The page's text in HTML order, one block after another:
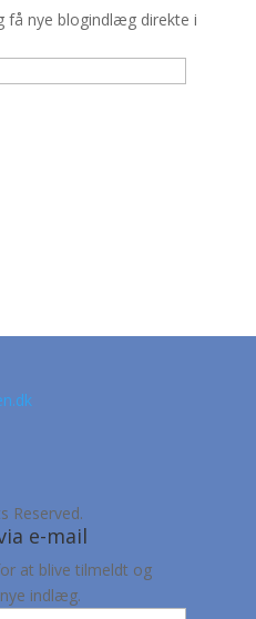
få nye blogindlæg direkte i
Reserved.
e-mail
at blive tilmeldt og
indlæg.